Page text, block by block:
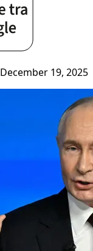
December 19, 2025